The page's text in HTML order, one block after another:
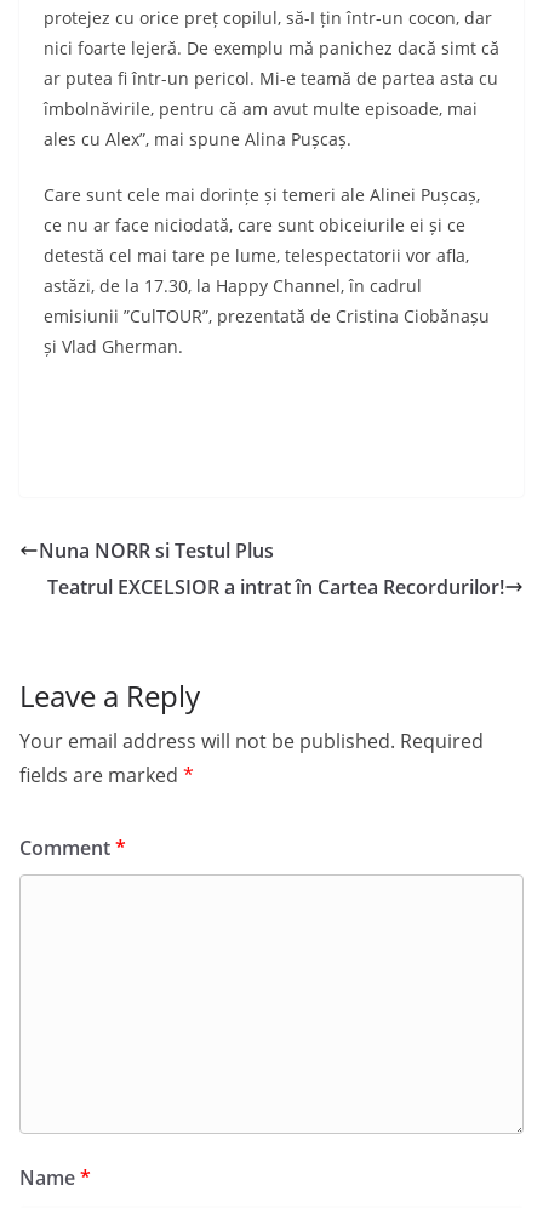
protejez cu orice preț copilul, să-I țin într-un cocon, dar
nici foarte lejeră. De exemplu mă panichez dacă simt că
ar putea fi într-un pericol. Mi-e teamă de partea asta cu
îmbolnăvirile, pentru că am avut multe episoade, mai
ales cu Alex”, mai spune Alina Pușcaș.
Care sunt cele mai dorințe și temeri ale Alinei Pușcaș,
ce nu ar face niciodată, care sunt obiceiurile ei și ce
detestă cel mai tare pe lume, telespectatorii vor afla,
astăzi, de la 17.30, la Happy Channel, în cadrul
emisiunii ”CulTOUR”, prezentată de Cristina Ciobănașu
și Vlad Gherman.
Nuna NORR si Testul Plus
Teatrul EXCELSIOR a intrat în Cartea Recordurilor!
Leave a Reply
Your email address will not be published. Required
fields are marked *
Comment*
Name*